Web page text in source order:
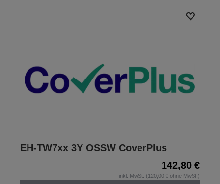
EH-TW7xx 3Y OSSW CoverPlus
142,80 €
inkl. MwSt. (120,00 € ohne MwSt.)